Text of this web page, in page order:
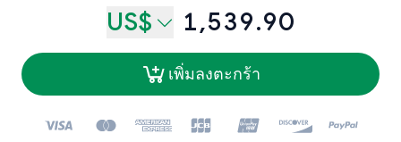
US$ 1,539.90
เพิ่มลงตะกร้า